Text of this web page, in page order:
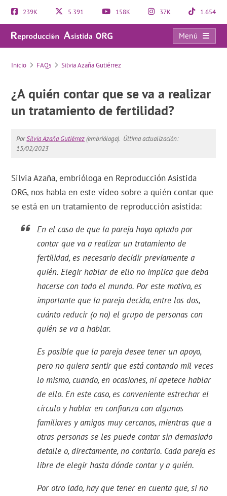
239K 5.391 158K 37K 1.654
Menú
FAQs
Inicio FAQs Silvia Azaña Gutiérrez
¿A quién contar que se va a realizar
un tratamiento de fertilidad?
PorSilvia Azaña Gutiérrez(embrióloga). Última actualización:
15/02/2023
Silvia Azaña, embrióloga en Reproducción Asistida
ORG, nos habla en este vídeo sobre a quién contar que
se está en un tratamiento de reproducción asistida:
En el caso de que la pareja haya optado por
contar que va a realizar un tratamiento de
fertilidad, es necesario decidir previamente a
quién. Elegir hablar de ello no implica que deba
hacerse con todo el mundo. Por este motivo, es
importante que la pareja decida, entre los dos,
cuánto reducir (o no) el grupo de personas con
quién se va a hablar.
Es posible que la pareja desee tener un apoyo,
pero no quiera sentir que está contando mil veces
lo mismo, cuando, en ocasiones, ni apetece hablar
de ello. En este caso, es conveniente estrechar el
círculo y hablar en confianza con algunos
familiares y amigos muy cercanos, mientras que a
otras personas se les puede contar sin demasiado
detalle o, directamente, no contarlo. Cada pareja es
libre de elegir hasta dónde contar y a quién.
Por otro lado, hay que tener en cuenta que, si no